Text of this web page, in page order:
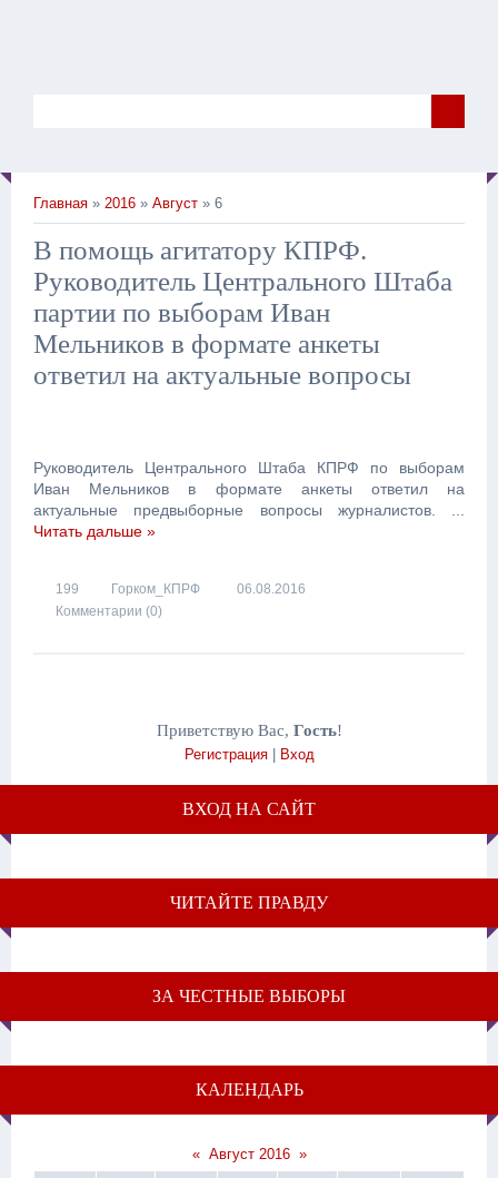
Главная » 2016 » Август » 6
В помощь агитатору КПРФ.
Руководитель Центрального Штаба
партии по выборам Иван
Мельников в формате анкеты
ответил на актуальные вопросы
Руководитель Центрального Штаба КПРФ по выборам
Иван Мельников в формате анкеты ответил на
актуальные предвыборные вопросы журналистов.
Читать дальше »
199 Горком_КПРФ
06.08.2016
Комментарии (0)
Приветствую Вас, Гость!
Регистрация| Вход
ВХОД НА САЙТ
ЧИТАЙТЕ ПРАВДУ
ЗА ЧЕСТНЫЕ ВЫБОРЫ
КАЛЕНДАРЬ
« Август 2016 »